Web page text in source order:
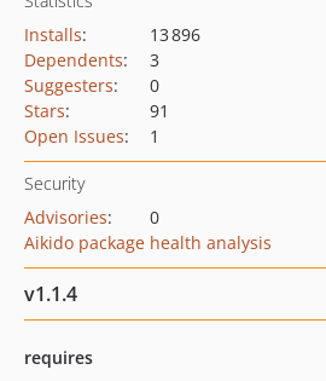
Installs:
13 896
Dependents:
3
Suggesters:
0
Stars:
91
Open Issues: 1
Security
Advisories:
0
Aikido package health analysis
v1.1.4
requires